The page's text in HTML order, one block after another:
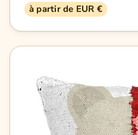
à partir de EUR €